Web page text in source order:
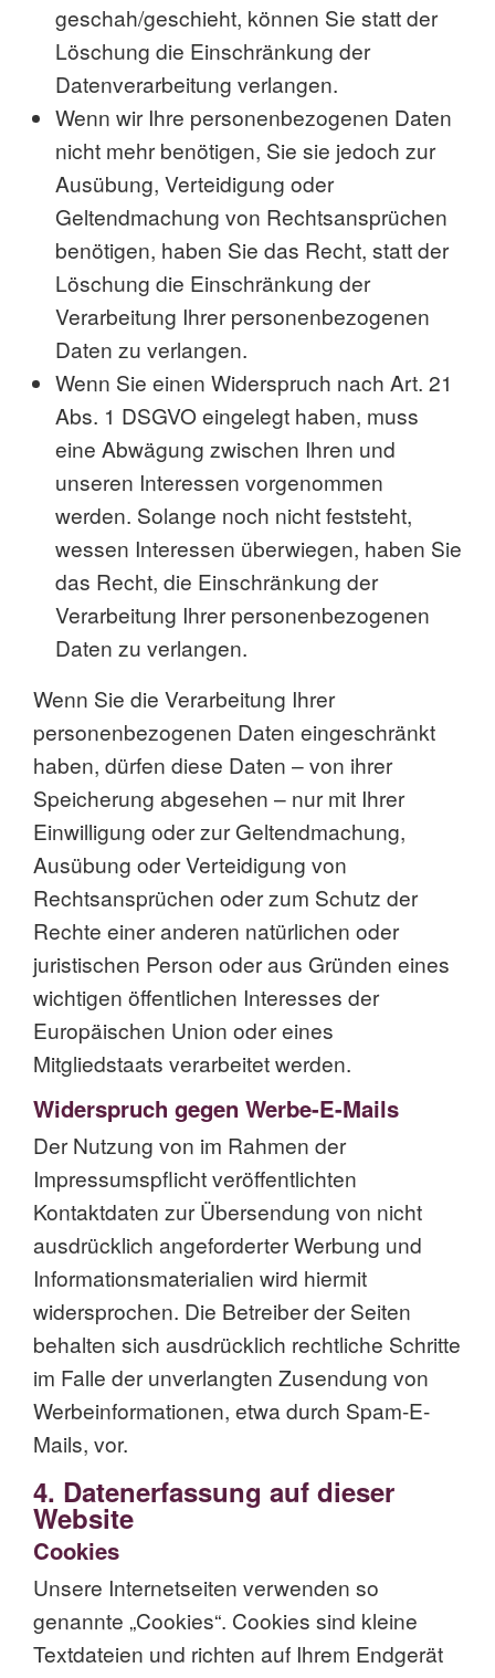
geschah/geschieht, können Sie statt der
Löschung die Einschränkung der
Datenverarbeitung verlangen.
Wenn wir Ihre personenbezogenen Daten
nicht mehr benötigen, Sie sie jedoch zur
Ausübung, Verteidigung oder
Geltendmachung von Rechtsansprüchen
benötigen, haben Sie das Recht, statt der
Löschung die Einschränkung der
Verarbeitung Ihrer personenbezogenen
Daten zu verlangen.
Wenn Sie einen Widerspruch nach Art. 21
Abs. 1 DSGVO eingelegt haben, muss
eine Abwägung zwischen Ihren und
unseren Interessen vorgenommen
werden. Solange noch nicht feststeht,
wessen Interessen überwiegen, haben Sie
das Recht, die Einschränkung der
Verarbeitung Ihrer personenbezogenen
Daten zu verlangen.
Wenn Sie die Verarbeitung Ihrer
personenbezogenen Daten eingeschränkt
haben, dürfen diese Daten – von ihrer
Speicherung abgesehen – nur mit Ihrer
Einwilligung oder zur Geltendmachung,
Ausübung oder Verteidigung von
Rechtsansprüchen oder zum Schutz der
Rechte einer anderen natürlichen oder
juristischen Person oder aus Gründen eines
wichtigen öffentlichen Interesses der
Europäischen Union oder eines
Mitgliedstaats verarbeitet werden.
Widerspruch gegen Werbe-E-Mails
Der Nutzung von im Rahmen der
Impressumspflicht veröffentlichten
Kontaktdaten zur Übersendung von nicht
ausdrücklich angeforderter Werbung und
Informationsmaterialien wird hiermit
widersprochen. Die Betreiber der Seiten
behalten sich ausdrücklich rechtliche Schritte
im Falle der unverlangten Zusendung von
Werbeinformationen, etwa durch Spam-E-
Mails, vor.
4. Datenerfassung auf dieser
Website
Cookies
Unsere Internetseiten verwenden so
genannte „Cookies“. Cookies sind kleine
Textdateien und richten auf Ihrem Endgerät